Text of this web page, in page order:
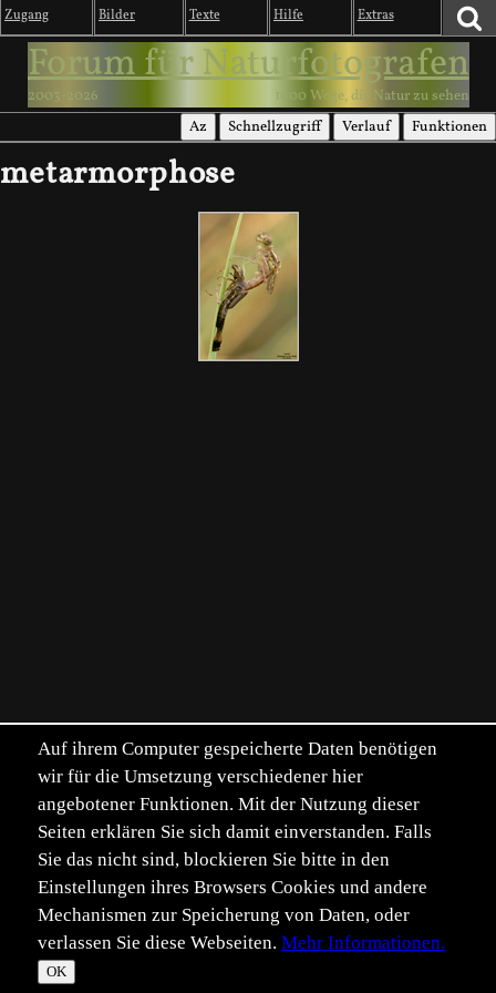
Zugang Bilder Texte Hilfe Extras
Forum für Naturfotografen
2003-2026 1000 Wege, die Natur zu sehen
Az Schnellzugriff Verlauf Funktionen
metarmorphose
Auf ihrem Computer gespeicherte Daten benötigen
wir für die Umsetzung verschiedener hier
angebotener Funktionen. Mit der Nutzung dieser
Seiten erklären Sie sich damit einverstanden. Falls
Sie das nicht sind, blockieren Sie bitte in den
Einstellungen ihres Browsers Cookies und andere
Mechanismen zur Speicherung von Daten, oder
verlassen Sie diese Webseiten. Mehr Informationen.
OK